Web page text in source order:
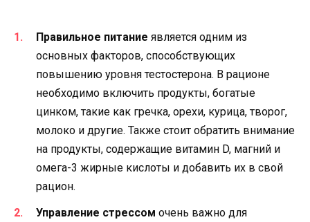
Правильное питание является одним из
основных факторов, способствующих
повышению уровня тестостерона. В рационе
необходимо включить продукты, богатые
цинком, такие как гречка, орехи, курица, творог,
молоко и другие. Также стоит обратить внимание
на продукты, содержащие витамин D, магний и
омега-3 жирные кислоты и добавить их в свой
рацион.
Управление стрессом очень важно для